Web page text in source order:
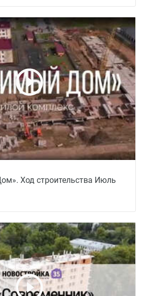
Ход строительства Июль